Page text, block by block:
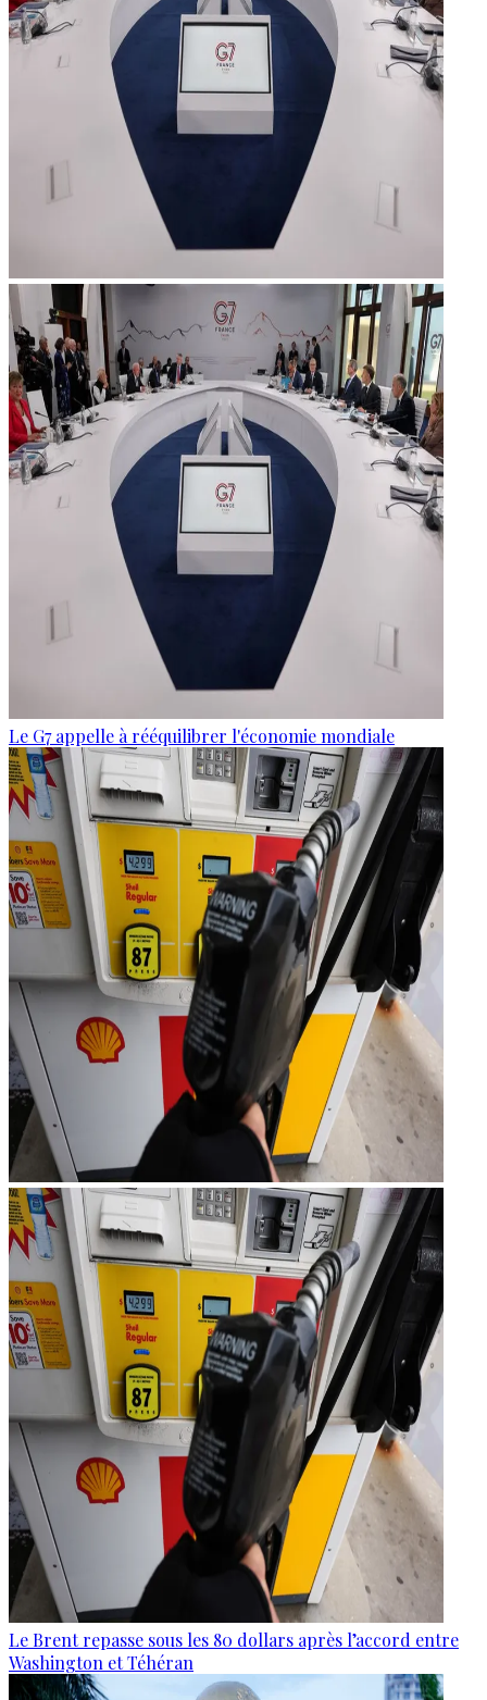
Le G7 appelle à rééquilibrer l'économie mondiale
Le Brent repasse sous les 80 dollars après l’accord entre
Washington et Téhéran